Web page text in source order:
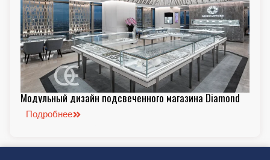
Модульный дизайн подсвеченного магазина Diamond
Подробнее